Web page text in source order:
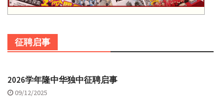
征聘启事
2026学年隆中华独中征聘启事
09/12/2025